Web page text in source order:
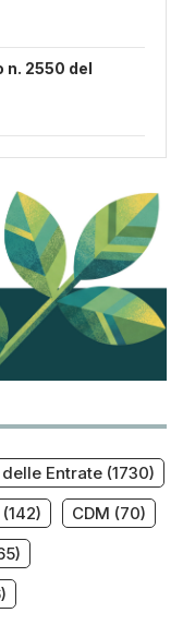
n. 2550 del
Entrate (1730)
(142) CDM (70)